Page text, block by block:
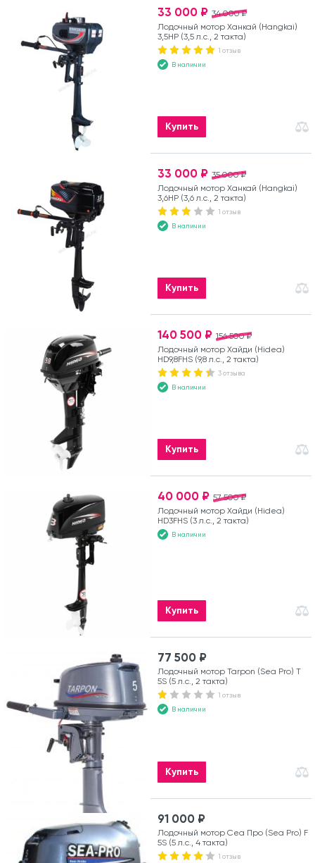
34 000 ₽
33 000 ₽
Лодочный мотор Ханкай (Hangkai)
3,5HP (3,5 л.с., 2 такта)
1 отзыв
В наличии
Купить
35 000 ₽
33 000 ₽
Лодочный мотор Ханкай (Hangkai)
3,6HP (3,6 л.с., 2 такта)
1 отзыв
В наличии
Купить
156 500 ₽
140 500 ₽
Лодочный мотор Хайди (Hidea)
HD9,8FHS (9,8 л.с., 2 такта)
3 отзыва
В наличии
Купить
57 500 ₽
40 000 ₽
Лодочный мотор Хайди (Hidea)
HD3FHS (3 л.с., 2 такта)
В наличии
Купить
77 500 ₽
Лодочный мотор Tarpon (Sea Pro) Т
5S (5 л.с., 2 такта)
1 отзыв
В наличии
Купить
91 000 ₽
Лодочный мотор Сеа Про (Sea Pro) F
5S (5 л.с., 4 такта)
1 отзыв